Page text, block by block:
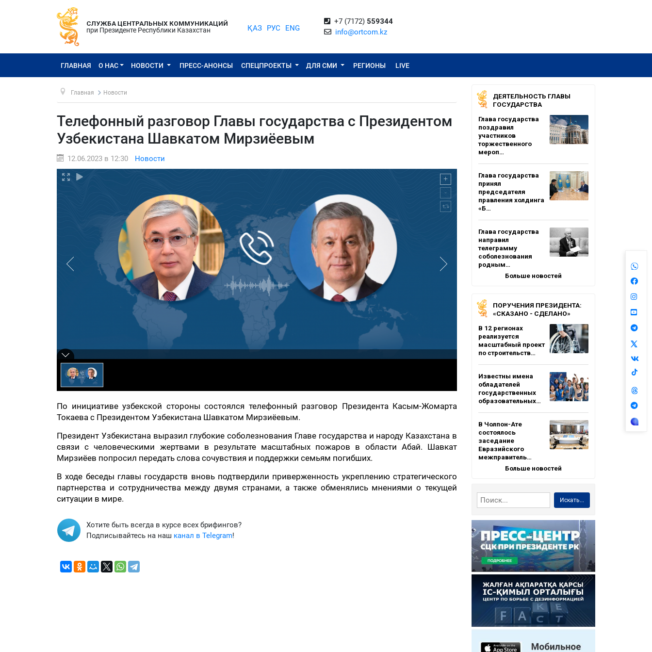
СЛУЖБА ЦЕНТРАЛЬНЫХ КОММУНИКАЦИЙ
при Президенте Республики Казахстан
ҚАЗ РУС ENG
+7 (7172) 559344
info@ortcom.kz
ГЛАВНАЯ О НАС НОВОСТИ ПРЕСС-АНОНСЫ СПЕЦПРОЕКТЫ ДЛЯ СМИ РЕГИОНЫ LIVE
Главная Новости
Телефонный разговор Главы государства с Президентом
Узбекистана Шавкатом Мирзиёевым
12.06.2023 в 12:30 Новости
По инициативе узбекской стороны состоялся телефонный разговор Президента Касым-Жомарта
Токаева с Президентом Узбекистана Шавкатом Мирзиёевым.
Президент Узбекистана выразил глубокие соболезнования Главе государства и народу Казахстана в
связи с человеческими жертвами в результате масштабных пожаров в области Абай. Шавкат
Мирзиёев попросил передать слова сочувствия и поддержки семьям погибших.
В ходе беседы главы государств вновь подтвердили приверженность укреплению стратегического
партнерства и сотрудничества между двумя странами, а также обменялись мнениями о текущей
ситуации в мире.
Хотите быть всегда в курсе всех брифингов?
Подписывайтесь на наш канал в Telegram!
ДЕЯТЕЛЬНОСТЬ ГЛАВЫ
ГОСУДАРСТВА
Глава государства
поздравил
участников
торжественного
мероп…
Глава государства
принял
председателя
правления холдинга
«Б…
Глава государства
направил
телеграмму
соболезнования
родным…
Больше новостей
ПОРУЧЕНИЯ ПРЕЗИДЕНТА:
«СКАЗАНО - СДЕЛАНО»
В 12 регионах
реализуется
масштабный проект
по строительств…
Известны имена
обладателей
государственных
образовательных…
В Чолпон-Ате
состоялось
заседание
Евразийского
межправитель…
Больше новостей
Искать...